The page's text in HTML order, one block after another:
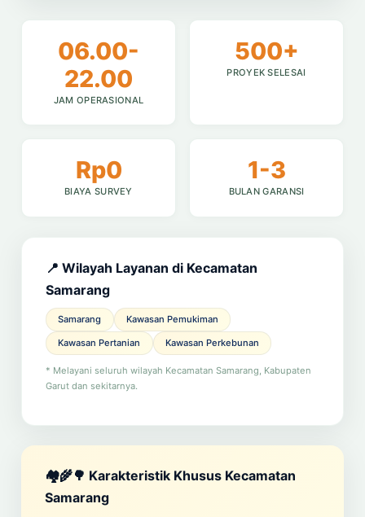
06.00-
22.00
JAM OPERASIONAL
500+
PROYEK SELESAI
Rp0
BIAYA SURVEY
1-3
BULAN GARANSI
📍 Wilayah Layanan di Kecamatan
Samarang
Samarang Kawasan Pemukiman
Kawasan Pertanian Kawasan Perkebunan
* Melayani seluruh wilayah Kecamatan Samarang, Kabupaten
Garut dan sekitarnya.
🏘️🌾🌳 Karakteristik Khusus Kecamatan
Samarang